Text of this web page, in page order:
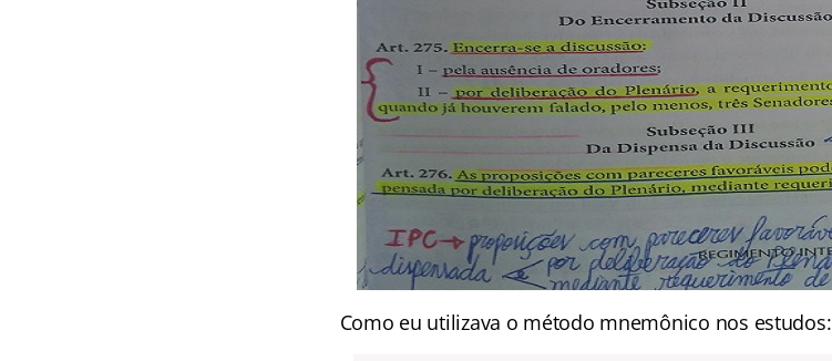
Como eu utilizava o método mnemônico nos estudos: